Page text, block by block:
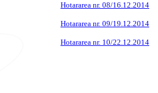
Hotararea nr. 08/16.12.2014
Hotararea nr. 09/19.12.2014
Hotararea nr. 10/22.12.2014